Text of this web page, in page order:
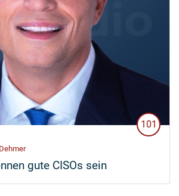
101
gute CISOs sein